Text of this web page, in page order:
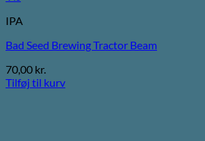
IPA
Bad Seed Brewing Tractor Beam
70,00 kr.
Tilføj til kurv